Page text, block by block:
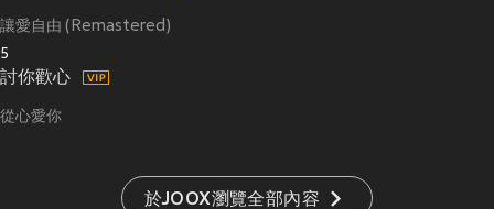
讓愛自由 (Remastered)
5
討你歡心
從心愛你
於JOOX瀏覽全部內容